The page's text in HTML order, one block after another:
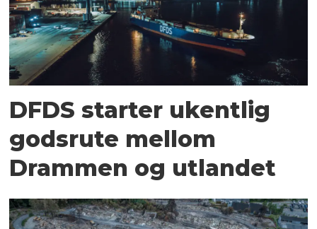
DFDS starter ukentlig
godsrute mellom
Drammen og utlandet